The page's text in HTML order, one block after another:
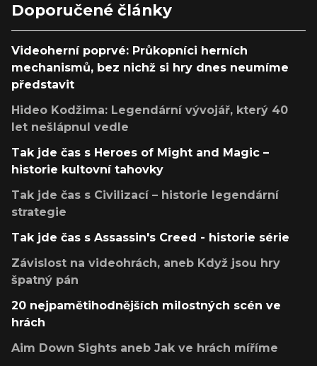
Doporučené články
Videoherní poprvé: Průkopníci herních
mechanismů, bez nichž si hry dnes neumíme
představit
Hideo Kodžima: Legendární vývojář, který 40
let nešlápnul vedle
Tak jde čas s Heroes of Might and Magic –
historie kultovní tahovky
Tak jde čas s Civilizací – historie legendární
strategie
Tak jde čas s Assassin's Creed - historie série
Závislost na videohrách, aneb Když jsou hry
špatný pán
20 nejpamětihodnějších milostných scén ve
hrách
Aim Down Sights aneb Jak ve hrách míříme